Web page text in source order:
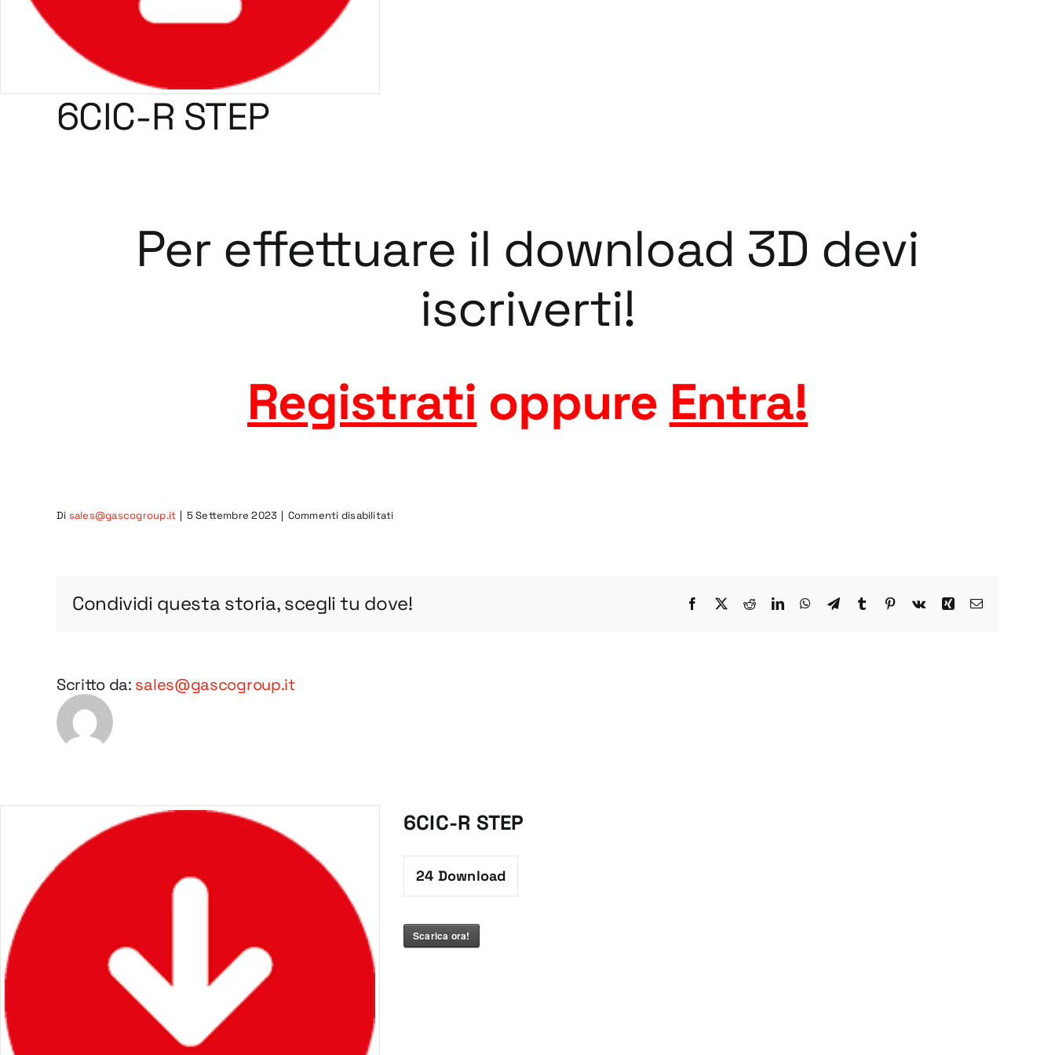
6CIC-R STEP
Per effettuare il download 3D devi
iscriverti!
Registrati oppure Entra!
Di sales@gascogroup.it | 5 Settembre 2023 | Commenti disabilitatisu
Condividi questa storia, scegli tu dove! Facebook
X RedditLinkedInWhatsApp
TelegramTumblr Pinterest
Vk Xing Email
Scritto da: sales@gascogroup.it
6CIC-R STEP
24 Download
Scarica ora!